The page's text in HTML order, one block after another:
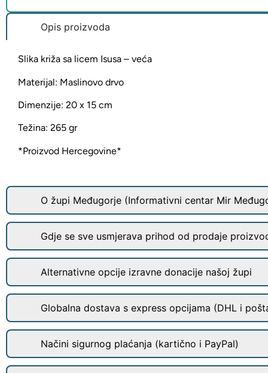
Opis proizvoda
Slika križa sa licem Isusa – veća
Materijal: Maslinovo drvo
Dimenzije: 20 x 15 cm
Težina: 265 gr
*Proizvod Hercegovine*
O župi Međugorje (Informativni centar Mir
Gdje se sve usmjerava prihod od prodaje
Alternativne opcije izravne donacije našoj župi
Globalna dostava s express opcijama (DHL i
Načini sigurnog plaćanja (kartično i PayPal)